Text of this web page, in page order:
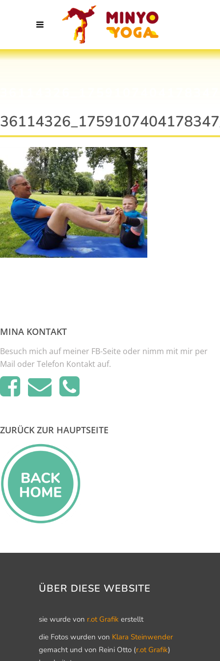
MINA KONTAKT
Besuch mich auf meiner FB-Seite oder nimm mit mir per
Mail oder Telefon Kontakt auf.
ZURÜCK ZUR HAUPTSEITE
ÜBER DIESE WEBSITE
sie wurde von r.ot Grafik erstellt
die Fotos wurden von Klara Steinwender
gemacht und von Reini Otto (r.ot Grafik)